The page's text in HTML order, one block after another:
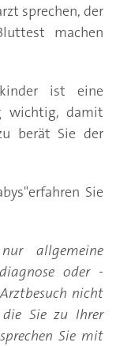
sprechen, der
machen
ist eine
wichtig, damit
berät Sie der
Sie
allgemeine
oder -
nicht
die Sie zu Ihrer
Sie mit